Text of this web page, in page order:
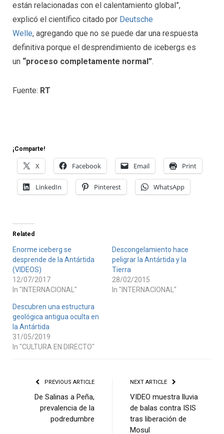
están relacionadas con el calentamiento global”,
explicó el científico citado por Deutsche
Welle, agregando que no se puede dar una respuesta
definitiva porque el desprendimiento de icebergs es
un “proceso completamente normal”.
Fuente: RT
¡Comparte!
X Facebook Email Print
LinkedIn Pinterest WhatsApp
Related
Enorme iceberg se
desprende de la Antártida
(VIDEOS)
12/07/2017
In "INTERNACIONAL"
Descongelamiento hace
peligrar la Antártida y la
Tierra
28/02/2015
In "INTERNACIONAL"
Descubren una estructura
geológica antigua oculta en
la Antártida
31/05/2019
In "CULTURA EN DIRECTO"
PREVIOUS ARTICLE
De Salinas a Peña,
prevalencia de la
podredumbre
NEXT ARTICLE
VIDEO muestra lluvia
de balas contra ISIS
tras liberación de
Mosul